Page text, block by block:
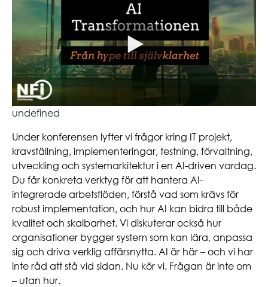
undefined
Under konferensen lyfter vi frågor kring IT projekt,
kravställning, implementeringar, testning, förvaltning,
utveckling och systemarkitektur i en AI-driven vardag.
Du får konkreta verktyg för att hantera AI-
integrerade arbetsflöden, förstå vad som krävs för
robust implementation, och hur AI kan bidra till både
kvalitet och skalbarhet. Vi diskuterar också hur
organisationer bygger system som kan lära, anpassa
sig och driva verklig affärsnytta. AI är här – och vi har
inte råd att stå vid sidan. Nu kör vi. Frågan är inte om
– utan hur.